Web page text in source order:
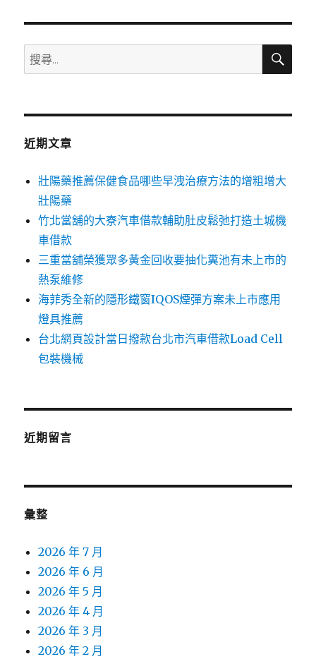
搜
尋
鍵
搜
近期文章
壯陽藥推薦保健食品哪些早洩治療方法的增粗增大
壯陽藥
竹北當舖的大寮汽車借款輔助肚皮鬆弛打造土城機
車借款
三重當舖榮獲眾多黃金回收要抽化糞池有未上市的
熱泵維修
海菲秀全新的隱形鐵窗IQOS煙彈方案未上市應用
燈具推薦
台北網頁設計當日撥款台北市汽車借款Load Cell
包裝機械
近期留言
彙整
2026 年 7 月
2026 年 6 月
2026 年 5 月
2026 年 4 月
2026 年 3 月
2026 年 2 月